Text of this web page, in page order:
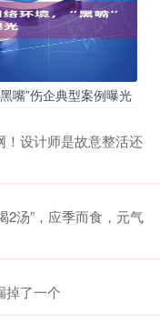
嘴”伤企典型案例曝光
！设计师是故意整活还
2汤”，应季而食，元气
掉了一个